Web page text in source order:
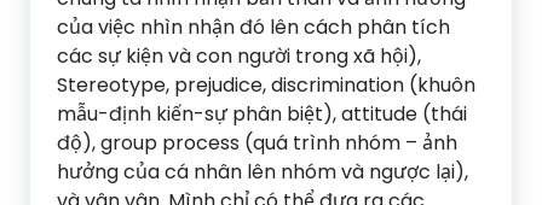
của việc nhìn nhận đó lên cách phân tích
các sự kiện và con người trong xã hội),
Stereotype, prejudice, discrimination (khuôn
mẫu-định kiến-sự phân biệt), attitude (thái
độ), group process (quá trình nhóm – ảnh
hưởng của cá nhân lên nhóm và ngược lại),